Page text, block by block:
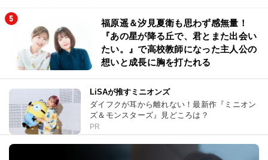
福原遥＆汐見夏衛も思わず感無量！
『あの星が降る丘で、君とまた出会い
たい。』で高校教師になった主人公の
想いと成長に胸を打たれる
LiSAが推すミニオンズ
ダイフクが耳から離れない！最新作『ミニオン
ズ＆モンスターズ』見どころは？
PR